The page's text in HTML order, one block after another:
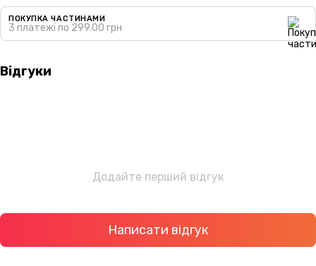
ПОКУПКА ЧАСТИНАМИ
3 платежі по 299.00 грн
Відгуки
Додайте перший відгук
Написати відгук